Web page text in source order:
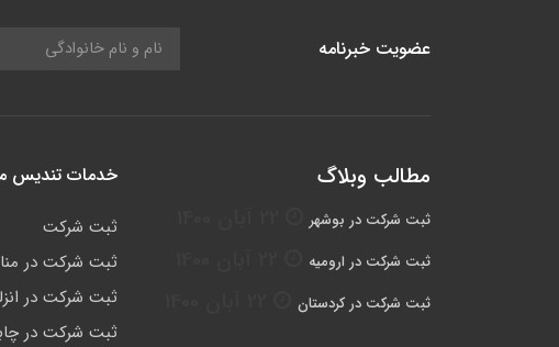
عضویت خبرنامه
مطالب وبلاگ
ثبت شرکت در بوشهر
ثبت شرکت در ارومیه
ثبت شرکت در کردستان
خدمات تندیس
ثبت شرکت
ثبت شرکت در
ثبت شرکت در
ثبت شرکت در